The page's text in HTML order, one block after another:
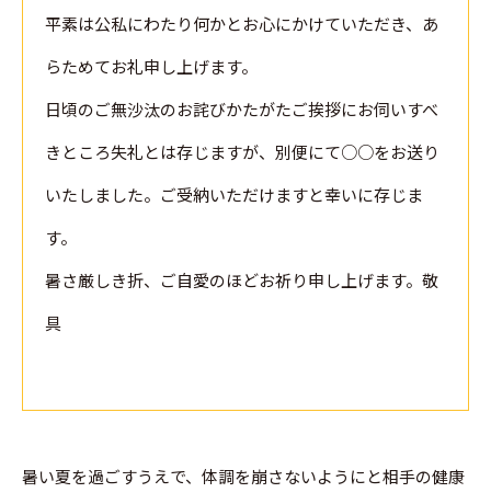
平素は公私にわたり何かとお心にかけていただき、あ
らためてお礼申し上げます。
日頃のご無沙汰のお詫びかたがたご挨拶にお伺いすべ
きところ失礼とは存じますが、別便にて○○をお送り
いたしました。ご受納いただけますと幸いに存じま
す。
暑さ厳しき折、ご自愛のほどお祈り申し上げます。敬
具
暑い夏を過ごすうえで、体調を崩さないようにと相手の健康